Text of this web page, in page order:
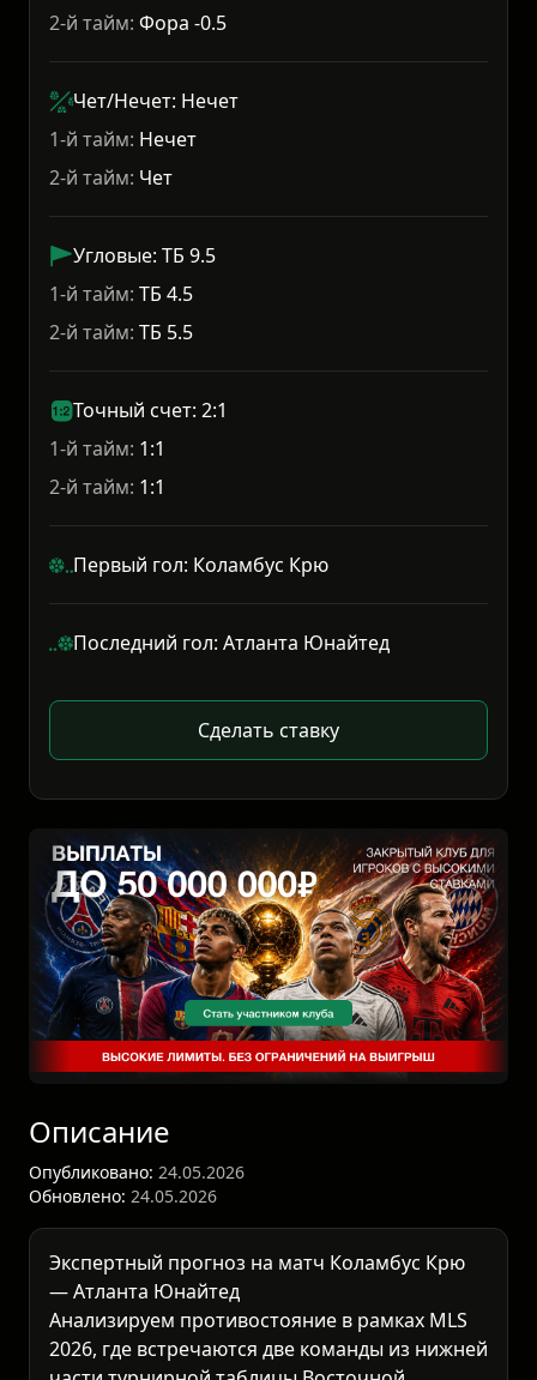
2-й тайм: Фора -0.5
Чет/Нечет: Нечет
1-й тайм: Нечет
2-й тайм: Чет
Угловые: ТБ 9.5
1-й тайм: ТБ 4.5
2-й тайм: ТБ 5.5
Точный счет: 2:1
1-й тайм: 1:1
2-й тайм: 1:1
Первый гол: Коламбус Крю
Последний гол: Атланта Юнайтед
Сделать ставку
Описание
Опубликовано: 24.05.2026
Обновлено: 24.05.2026
Экспертный прогноз на матч Коламбус Крю
— Атланта Юнайтед
Анализируем противостояние в рамках MLS
2026, где встречаются две команды из нижней